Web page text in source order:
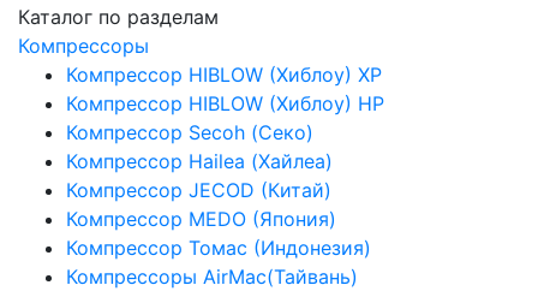
Каталог по разделам
Компрессоры
Компрессор HIBLOW (Хиблоу) XP
Компрессор HIBLOW (Хиблоу) HP
Компрессор Secoh (Секо)
Компрессор Hailea (Хайлеа)
Компрессор JECOD (Китай)
Компрессор MEDO (Япония)
Компрессор Томас (Индонезия)
Компрессоры AirMac(Тайвань)